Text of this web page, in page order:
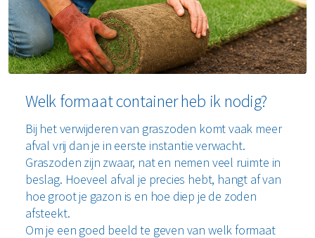
Welk formaat container heb ik nodig?
Bij het verwijderen van graszoden komt vaak meer
afval vrij dan je in eerste instantie verwacht.
Graszoden zijn zwaar, nat en nemen veel ruimte in
beslag. Hoeveel afval je precies hebt, hangt af van
hoe groot je gazon is en hoe diep je de zoden
afsteekt.
Om je een goed beeld te geven van welk formaat